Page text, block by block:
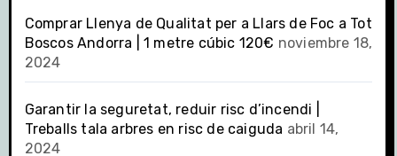
Comprar Llenya de Qualitat per a Llars de Foc a Tot
Boscos Andorra | 1 metre cúbic 120€ noviembre 18,
2024
Garantir la seguretat, reduir risc d’incendi |
Treballs tala arbres en risc de caiguda abril 14,
2024